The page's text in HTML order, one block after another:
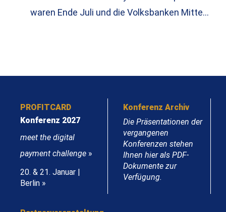
waren Ende Juli und die Volksbanken Mitte…
PROFITCARD
Konferenz 2027
meet the digital
payment challenge »
20. & 21. Januar |
Berlin »
Konferenz Archiv
Die Präsentationen der
vergangenen
Konferenzen stehen
Ihnen hier als PDF-
Dokumente zur
Verfügung.